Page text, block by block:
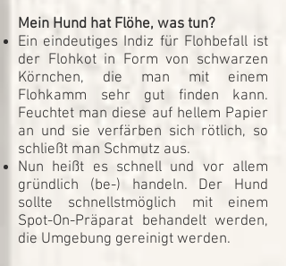
Mein Hund hat Flöhe, was tun?
Ein eindeutiges Indiz für Flohbefall ist
der Flohkot in Form von schwarzen
Körnchen, die man mit einem
Flohkamm sehr gut finden kann.
Feuchtet man diese auf hellem Papier
an und sie verfärben sich rötlich, so
schließt man Schmutz aus.
Nun heißt es schnell und vor allem
gründlich (be-) handeln. Der Hund
sollte schnellstmöglich mit einem
Spot-On-Präparat behandelt werden,
die Umgebung gereinigt werden.